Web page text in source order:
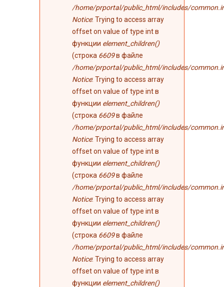
/home/prportal/public_html/includes/
Notice: Trying to access array
offset on value of type int в
функции element_children()
(строка 6609в файле
/home/prportal/public_html/includes/
Notice: Trying to access array
offset on value of type int в
функции element_children()
(строка 6609в файле
/home/prportal/public_html/includes/
Notice: Trying to access array
offset on value of type int в
функции element_children()
(строка 6609в файле
/home/prportal/public_html/includes/
Notice: Trying to access array
offset on value of type int в
функции element_children()
(строка 6609в файле
/home/prportal/public_html/includes/
Notice: Trying to access array
offset on value of type int в
функции element_children()